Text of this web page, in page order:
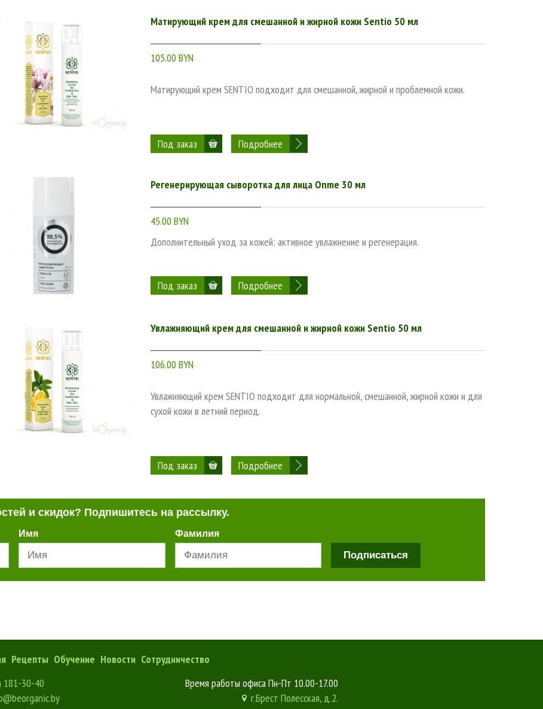
Матирующий крем для смешанной и жирной кожи Sentio 50 мл
105.00 BYN
Матирующий крем SENTIO подходит для смешанной, жирной и проблемной кожи.
Подробнее
Регенерирующая сыворотка для лица Onme 30 мл
45.00 BYN
Дополнительный уход за кожей: активное увлажнение и регенерация.
Подробнее
Увлажняющий крем для смешанной и жирной кожи Sentio 50 мл
106.00 BYN
Увлажняющий крем SENTIO подходит для нормальной, смешанной, жирной кожи и для
сухой кожи в летний период.
Подробнее
и скидок? Подпишитесь на рассылку.
Имя Фамилия
Подписаться
Рецепты Обучение Новости Сотрудничество
181-30-40
Время работы офиса Пн-Пт 10.00-17.00
г.Брест Полесская, д.2.